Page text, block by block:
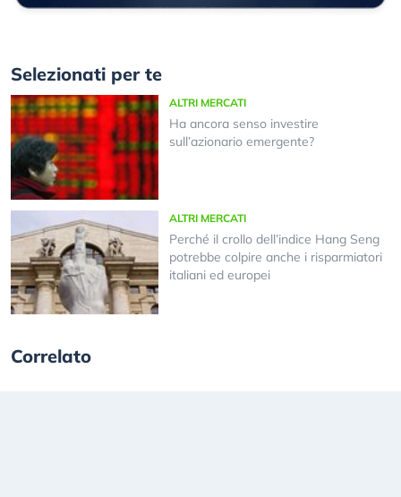
Selezionati per te
ALTRI MERCATI
Ha ancora senso investire
sull’azionario emergente?
ALTRI MERCATI
Perché il crollo dell’indice Hang Seng
potrebbe colpire anche i risparmiatori
italiani ed europei
Correlato